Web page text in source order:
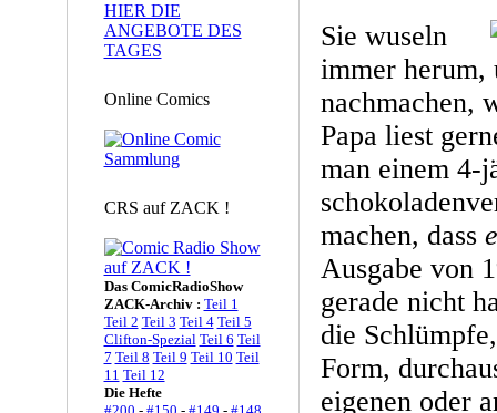
HIER DIE
ANGEBOTE DES
TAGES
Online Comics
CRS auf ZACK !
Das ComicRadioShow
ZACK-Archiv : Teil 1
Teil 2 Teil 3 Teil 4 Teil 5
Clifton-Spezial Teil 6 Teil
7 Teil 8 Teil 9 Teil 10 Teil
11 Teil 12
Die Hefte
Sie wuseln
immer herum,
nachmachen,
Papa liest
man einem 4-
machen, dass
Ausgabe von
gerade nicht
die
Form,
eigenen oder